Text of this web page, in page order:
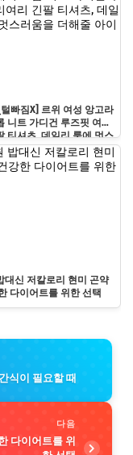
빠짐X] 르위 여성 앙고라
니트 가디건 루즈핏 여리
티셔츠, 데일리 룩에 멋스
해줄 아이템
대신 저칼로리 현미 곤약
다이어트를 위한 선택
식이 필요할 때
다음
다이어트를 위